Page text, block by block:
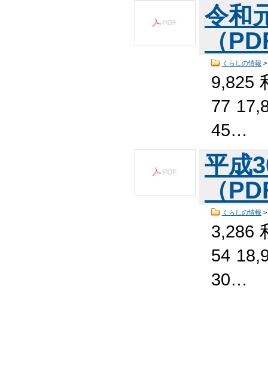
令和
（
くらしの情報 >
9,825
77
45…
平成
（
くらしの情報 >
3,286
54
30…